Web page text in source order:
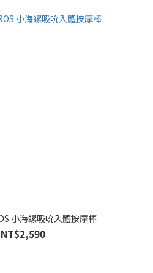
小海螺吸吮入體按摩棒
NT$2,590